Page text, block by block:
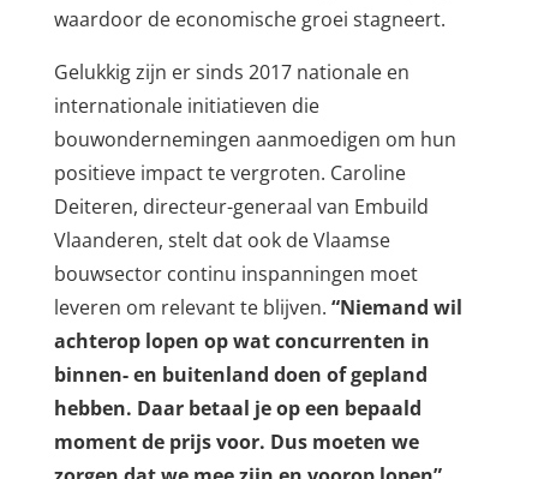
waardoor de economische groei stagneert.
Gelukkig zijn er sinds 2017 nationale en
internationale initiatieven die
bouwondernemingen aanmoedigen om hun
positieve impact te vergroten. Caroline
Deiteren, directeur-generaal van Embuild
Vlaanderen, stelt dat ook de Vlaamse
bouwsector continu inspanningen moet
leveren om relevant te blijven. “Niemand wil
achterop lopen op wat concurrenten in
binnen- en buitenland doen of gepland
hebben. Daar betaal je op een bepaald
moment de prijs voor. Dus moeten we